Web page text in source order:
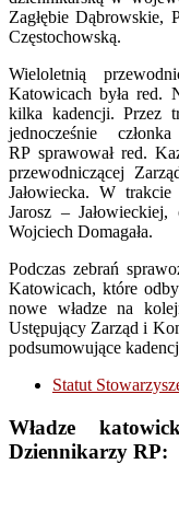
Zagłębie Dąbrowskie,
Częstochowską.
Wieloletnią
Katowicach była red.
kilka kadencji. Przez
jednocześnie
RP sprawował red.
przewodniczącej
Jałowiecka. W
Jarosz –
Wojciech Domagała.
Podczas zebrań
Katowicach, które
nowe władze na
Ustępujący Zarząd i
podsumowujące
Statut
Władze
Dziennikarzy RP: